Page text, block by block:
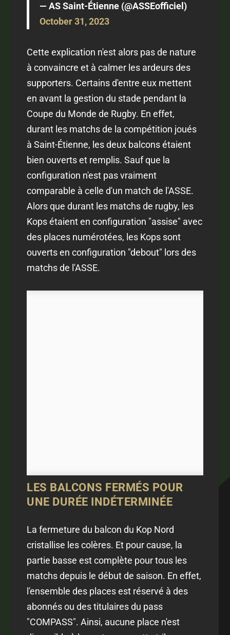
— AS Saint-Étienne (@ASSEofficiel)
October 31, 2023
Cette explication n'est alors pas de nature
à convaincre et à calmer les ardeurs des
supporters. Certains d'entre eux mettent
en avant la gestion du stade pendant la
Coupe du Monde de Rugby. En effet,
durant les matchs de la compétition joués
à Saint-Étienne, les deux balcons étaient
bien ouverts et remplis. Sauf que la
configuration n'est pas vraiment
comparable à celle d'un match de l'ASSE.
Alors que durant les matchs de rugby, les
Kops étaient en configuration "assise" avec
des places numérotées, les Kops sont
ouverts en configuration "debout" lors des
matchs de l'ASSE.
LES BALCONS FERMÉS POUR
UNE DURÉE INDÉTERMINÉE
La fermeture du balcon du Kop Nord
cristallise les colères. Et pour cause, la
partie basse est complète pour tous les
matchs depuis le début de saison. En effet,
l'ensemble des places est réservé à des
abonnés ou des titulaires du pass
"COMPASS". Ainsi, aucune place n'est